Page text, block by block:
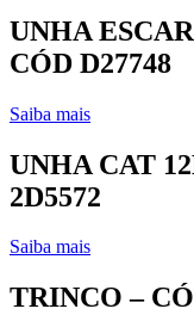
UNHA
CÓD D27748
Saiba mais
UNHA CAT
2D5572
Saiba mais
TRINCO –